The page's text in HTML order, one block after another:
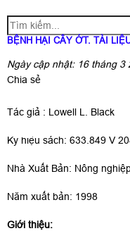
BỆNH HẠI CÂY ỚT. TÀI
Ngày cập nhật: 16 tháng 3
Chia sẻ
Tác giả : Lowell L. Black
Ký hiệu sách: 633.849 V
Nhà Xuất Bản: Nông
Năm xuất bản: 1998
Giới thiệu: